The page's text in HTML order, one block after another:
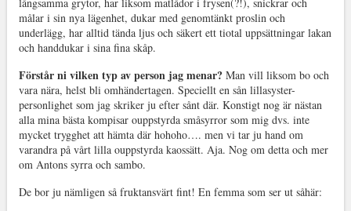
målar i sin nya lägenhet, dukar med genomtänkt proslin och
underlägg, har alltid tända ljus och säkert ett tiotal uppsättningar lakan
och handdukar i sina fina skåp.
Förstår ni vilken typ av person jag menar? Man vill liksom bo och
vara nära, helst bli omhändertagen. Speciellt en sån lillasyster-
personlighet som jag skriker ju efter sånt där. Konstigt nog är nästan
alla mina bästa kompisar ouppstyrda småsyrror som mig dvs. inte
mycket trygghet att hämta där hohoho…. men vi tar ju hand om
varandra på vårt lilla ouppstyrda kaossätt. Aja. Nog om detta och mer
om Antons syrra och sambo.
De bor ju nämligen så fruktansvärt fint! En femma som ser ut såhär: